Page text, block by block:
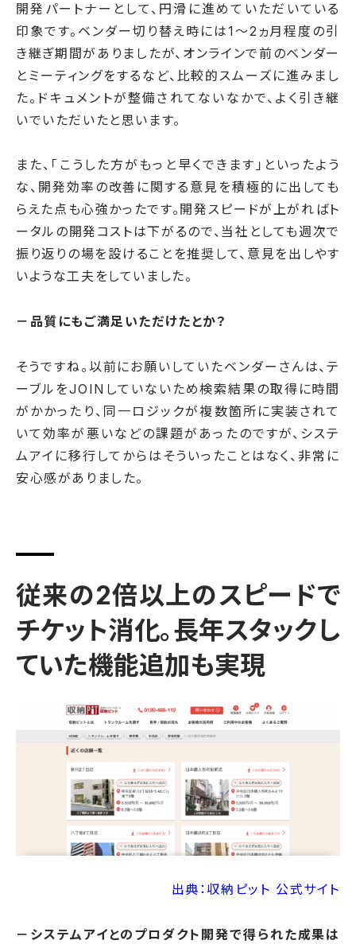
開発パートナーとして、円滑に進めていただいている
印象です。ベンダー切り替え時には1〜2ヵ月程度の引
き継ぎ期間がありましたが、オンラインで前のベンダー
とミーティングをするなど、比較的スムーズに進みまし
た。ドキュメントが整備されてないなかで、よく引き継
いでいただいたと思います。
また、「こうした方がもっと早くできます」といったよう
な、開発効率の改善に関する意見を積極的に出しても
らえた点も心強かったです。開発スピードが上がればト
ータルの開発コストは下がるので、当社としても週次で
振り返りの場を設けることを推奨して、意見を出しやす
いような工夫をしていました。
－品質にもご満足いただけたとか？
そうですね。以前にお願いしていたベンダーさんは、テ
ーブルをJOINしていないため検索結果の取得に時間
がかかったり、同一ロジックが複数箇所に実装されて
いて効率が悪いなどの課題があったのですが、システ
ムアイに移行してからはそういったことはなく、非常に
安心感がありました。
従来の2倍以上のスピードで
チケット消化。長年スタックし
ていた機能追加も実現
出典：収納ピット 公式サイト
－システムアイとのプロダクト開発で得られた成果は